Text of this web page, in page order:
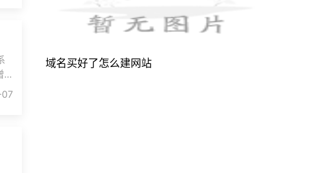
域名买好了怎么建网站